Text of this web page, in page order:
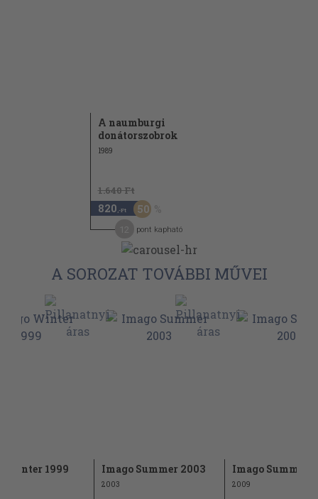
A naumburgi
donátorszobrok
1989
1.640 Ft
820 ,-Ft 50
pont kapható
A SOROZAT TOVÁBBI MŰVEI
Winter 1999 Imago Summer 2003
2003
Imago Summer
2009